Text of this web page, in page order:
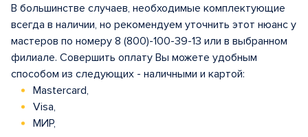
В большинстве случаев, необходимые комплектующие
всегда в наличии, но рекомендуем уточнить этот нюанс у
мастеров по номеру 8 (800)-100-39-13 или в выбранном
филиале. Совершить оплату Вы можете удобным
способом из следующих - наличными и картой:
Mastercard,
Visa,
МИР,